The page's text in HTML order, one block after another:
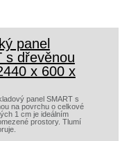
panel
s dřevěnou
x 600 x
panel SMART s
na povrchu o celkové
1 cm je ideálním
prostory. Tlumí